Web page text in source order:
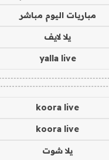
مباريات اليوم مباشر
يلا لايف
yalla live
koora live
koora live
يلا شوت